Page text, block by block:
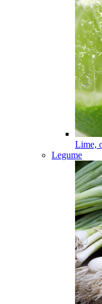
Lime,
Legume